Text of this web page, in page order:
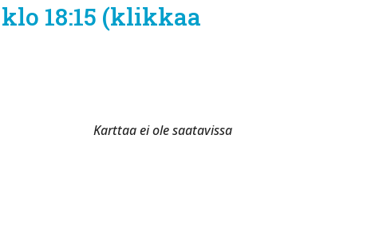
18:15 (klikkaa
Karttaa ei ole saatavissa